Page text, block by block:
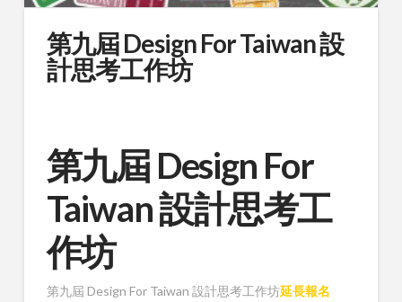
第九屆 Design For Taiwan 設
計思考工作坊
第九屆 Design For
Taiwan 設計思考工
作坊
第九屆 Design For Taiwan 設計思考工作坊延長報名